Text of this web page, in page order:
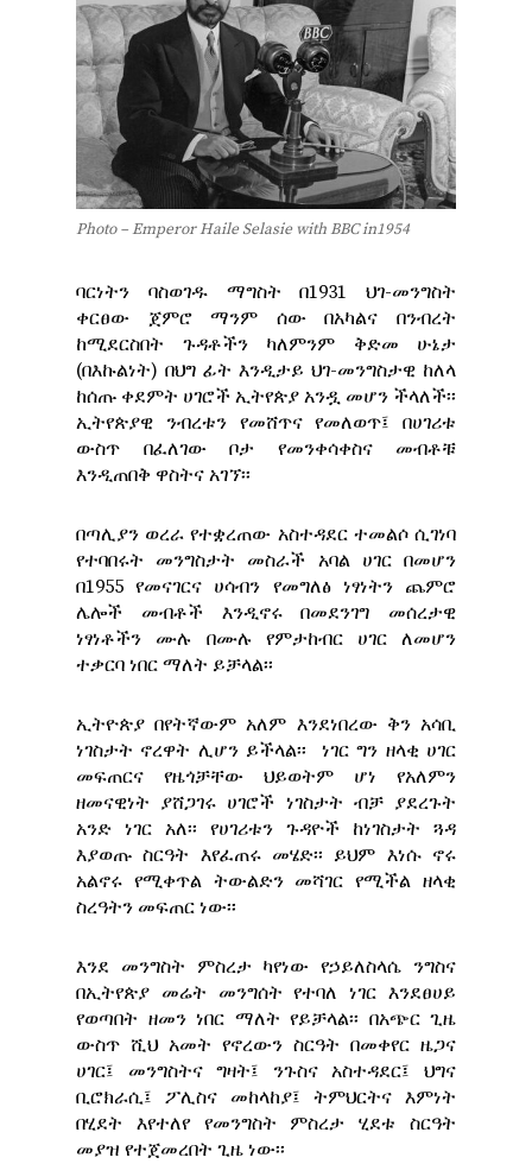
Photo – Emperor Haile Selasie with BBC in1954
ባርነትን ባስወገዱ ማግስት በ1931 ህገ-መንግስት
ቀርፀው ጀምሮ ማንም ሰው በአካልና በንብረት
ከሚደርስበት ጉዳቶችን ካለምንም ቅድመ ሁኔታ
(በእኩልነት) በህግ ፊት እንዲታይ ህገ-መንግስታዊ ከለላ
ከሰጡ ቀደምት ሀገሮች ኢትየጵያ አንዷ መሆን ችላለች፡፡
ኢትየጵያዊ ንብረቱን የመሸጥና የመለወጥ፤ በሀገሪቱ
ውስጥ በፈለገው ቦታ የመንቀሳቀስና መብቶቹ
እንዲጠበቅ ዋስትና አገኘ፡፡
በጣሊያን ወረራ የተቋረጠው አስተዳደር ተመልሶ ሲገነባ
የተባበሩት መንግስታት መስራች አባል ሀገር በመሆን
በ1955 የመናገርና ሀሳብን የመግለፅ ነፃነትን ጨምሮ
ሌሎች መብቶች እንዲኖሩ በመደንገግ መሰረታዊ
ነፃነቶችን ሙሉ በሙሉ የምታከብር ሀገር ለመሆን
ተቃርባ ነበር ማለት ይቻላል፡፡
ኢትዮጵያ በየትኛውም አለም እንደነበረው ቅን አሳቢ
ነገስታት ኖረዋት ሊሆን ይችላል፡፡ ነገር ግን ዘላቂ ሀገር
መፍጠርና የዜጎቻቸው ህይወትም ሆነ የአለምን
ዘመናዊነት ያሸጋገሩ ሀገሮች ነገስታት ብቻ ያደረጉት
አንድ ነገር አለ፡፡ የሀገሪቱን ጉዳዮች ከነገስታት ጓዳ
እያወጡ ስርዓት እየፈጠሩ መሄድ፡፡ ይህም እነሱ ኖሩ
አልኖሩ የሚቀጥል ትውልድን መሻገር የሚችል ዘላቂ
ስረዓትን መፍጠር ነው፡፡
እንደ መንግስት ምስረታ ካየነው የኃይለስላሴ ንግስና
በኢትየጵያ መሬት መንግሰት የተባለ ነገር እንደፀሀይ
የወጣበት ዘመን ነበር ማለት የይቻላል፡፡ በአጭር ጊዜ
ውስጥ ሺህ አመት የኖረውን ስርዓት በመቀየር ዜጋና
ሀገር፤ መንግስትና ግዛት፤ ንጉስና አስተዳደር፤ ህግና
ቢሮክራሲ፤ ፖሊስና መከላከያ፤ ትምህርትና እምነት
በሂደት እየተለየ የመንግስት ምስረታ ሂደቱ ስርዓት
መያዝ የተጀመረበት ጊዜ ነው፡፡